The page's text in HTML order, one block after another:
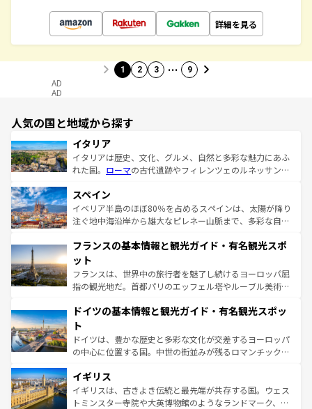
詳細を見る
1 2 3 … 9
AD
AD
人気の国と地域から探す
イタリア
イタリアは歴史、文化、グルメ、自然と多彩な魅力にあふ
れた国。 ローマの古代遺跡やフィレンツェのルネッサンス
ろん、トスカーナの美しい田園風景やアマルフィ海岸の絶
景など、自然景観も見逃せない。観光の合間には、本場の
ピザやパスタなど、絶品のイタリア料理を堪能することも
ませてくれるイタリアで、忘れられない旅をしてみよう！
なお、新着のイタリア情報は
しい。
スペイン
イベリア半島のほぼ80％を占めるスペインは、太陽が降り
注ぐ地中海沿岸から雄大なピレネー山脈まで、多彩な自然
文化が根付くこの国では、情熱的なフラメンコ、熱気あふ
れる闘牛、そして美味しいタパスが生活の一部となってい
る。首都マドリードの洗練された雰囲気や、バルセロナの
アートに溢れた街角から、地方では古代ローマ遺跡や中世
せる。地方によって風土や気候が異なるスペインはその個
ンテンツ一覧 を参照してほしい。
フランスの基本情報と観光ガイド・有名観光スポ
ット
フランスは、世界中の旅行者を魅了し続けるヨーロッパ屈
指の観光地だ。首都パリのエッフェル塔やルーブル美術館
で、幅広い魅力が詰まっている。華麗な宮殿、歴史的な大
聖堂、美しいビーチ、そして豊かな自然が、訪れる者を心
から魅了する。また、フランスは美食の国としても知ら
れ、フランス料理はユネスコ無形文化遺産にも登録されて
香り高いラベンダー畑など、多彩な楽しみ方が可能だ。さ
らに、パリ以外の地域にも魅力が溢れており、どの街角に
も豊かな歴史と文化が息づいている。パリ以外の個性あふ
ドイツの基本情報と観光ガイド・有名観光スポッ
ト
ドイツは、豊かな歴史と多彩な文化が交差するヨーロッパ
の中心に位置する国。中世の街並みが残るロマンチック街
顔を持つこの国は、どこを歩いても飽きることがない。ベ
ルリンの文化的活気、バイエルン州のアルプスの絶景、そ
してライン川沿いのワイン畑といった風景は必見。ビール
イギリス
イギリスは、古きよき伝統と最先端が共存する国。ウェス
トミンスター寺院や大英博物館のようなランドマーク、歴